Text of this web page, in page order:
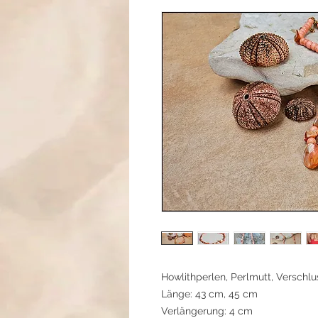
Howlithperlen, Perlmutt,
Länge: 43 cm, 45 cm
Verlängerung: 4 cm